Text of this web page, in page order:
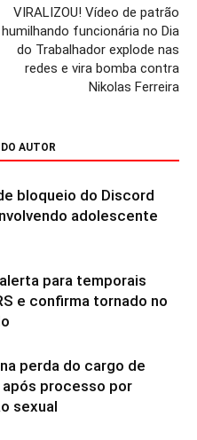
VIRALIZOU! Vídeo de patrão
humilhando funcionária no Dia
do Trabalhador explode nas
redes e vira bomba contra
Nikolas Ferreira
AUTOR
bloqueio do Discord
adolescente
para temporais
e confirma tornado no
perda do cargo de
após processo por
sexual